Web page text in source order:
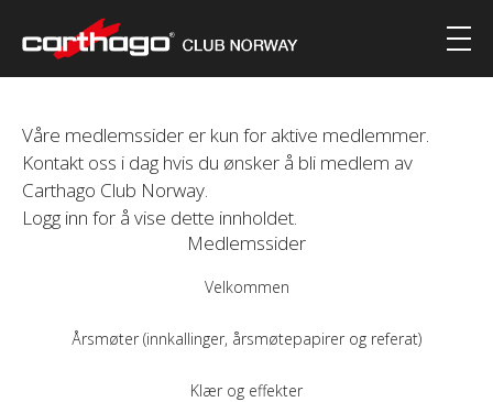
Våre medlemssider er kun for aktive medlemmer.
Kontakt oss i dag hvis du ønsker å bli medlem av
Carthago Club Norway.
Logg inn for å vise dette innholdet.
Medlemssider
Velkommen
Årsmøter (innkallinger, årsmøtepapirer og referat)
Klær og effekter